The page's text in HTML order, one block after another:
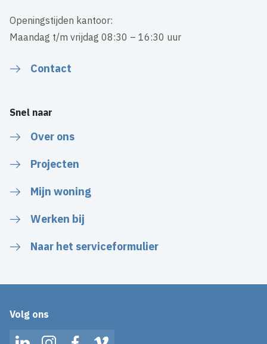
Openingstijden kantoor:
Maandag t/m vrijdag 08:30 – 16:30 uur
Contact
Snel naar
Over ons
Projecten
Mijn woning
Werken bij
Naar het serviceformulier
Volg ons